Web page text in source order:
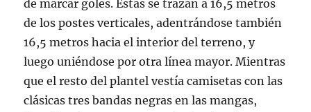
de marcar goles. Estas se trazan a 16,5 metros
de los postes verticales, adentrándose también
16,5 metros hacia el interior del terreno, y
luego uniéndose por otra línea mayor. Mientras
que el resto del plantel vestía camisetas con las
clásicas tres bandas negras en las mangas,